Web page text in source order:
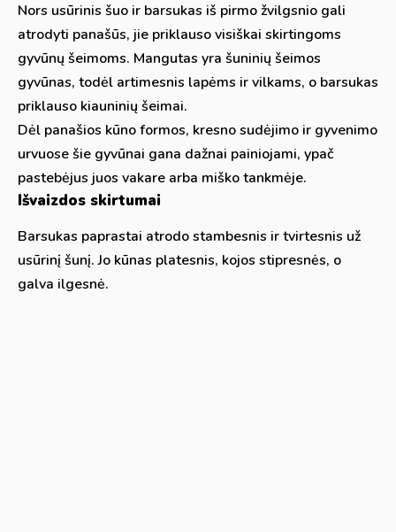
Nors usūrinis šuo ir barsukas iš pirmo žvilgsnio gali
atrodyti panašūs, jie priklauso visiškai skirtingoms
gyvūnų šeimoms. Mangutas yra šuninių šeimos
gyvūnas, todėl artimesnis lapėms ir vilkams, o barsukas
priklauso kiauninių šeimai.
Dėl panašios kūno formos, kresno sudėjimo ir gyvenimo
urvuose šie gyvūnai gana dažnai painiojami, ypač
pastebėjus juos vakare arba miško tankmėje.
Išvaizdos skirtumai
Barsukas paprastai atrodo stambesnis ir tvirtesnis už
usūrinį šunį. Jo kūnas platesnis, kojos stipresnės, o
galva ilgesnė.